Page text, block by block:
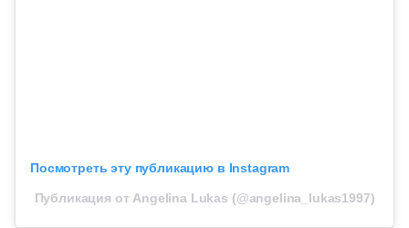
Посмотреть эту публикацию в Instagram
Публикация от Angelina Lukas (@angelina_lukas1997)